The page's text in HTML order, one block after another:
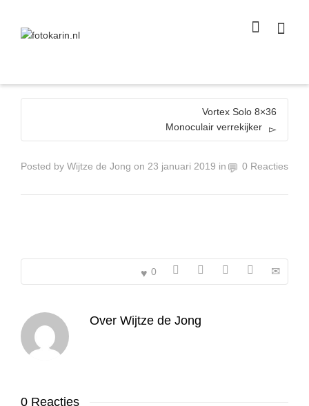
size
Super Search
Vortex Solo 8×36
Monoculair verrekijker
Posted by Wijtze de Jong on 23 januari 2019 in 0 Reacties
0
Over Wijtze de Jong
0 Reacties